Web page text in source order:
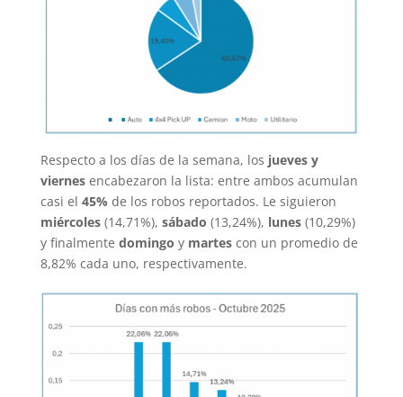
Respecto a los días de la semana, los jueves y
viernesencabezaron la lista: entre ambos acumulan
casi el 45% de los robos reportados. Le siguieron
miércoles (14,71%), sábado (13,24%), lunes(10,29%)
y finalmente domingo y martescon un promedio de
8,82% cada uno, respectivamente.